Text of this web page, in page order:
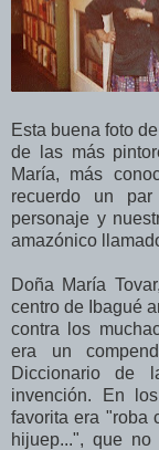
Esta buena foto
de las más
María, más
recuerdo un
personaje y
amazónico
Doña María
centro de Ibagué
contra los
era un
Diccionario de
invención. En
favorita era "roba
hijuep...", que